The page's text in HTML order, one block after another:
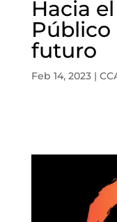
Hacia
Público
futuro
Feb 14, 2023|